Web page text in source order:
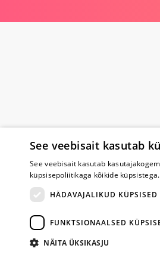
See veebisait kasutab
See veebisait kasutab
küpsisepoliitikaga kõikide küpsistega.
HÄDAVAJALIKUD KÜPSISED
FUNKTSIONAALSED
NÄITA ÜKSIKASJU